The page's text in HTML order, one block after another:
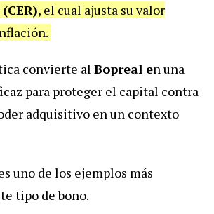
, el cual ajusta su valor
convierte al Bopreal en una
para proteger el capital contra
adquisitivo en un contexto
uno de los ejemplos más
tipo de bono.